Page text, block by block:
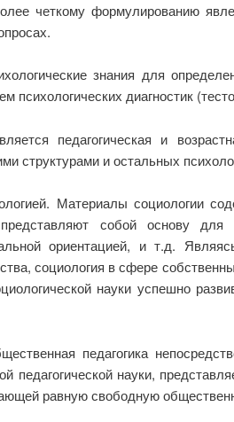
четкому формулированию
знания для
психологических диагностик
педагогическая и
структурами и остальных
Материалы социологии
собой основу
ориентацией, и т.д.
социология в сфере
науки успешно
педагогика
педагогической науки,
равную свободную